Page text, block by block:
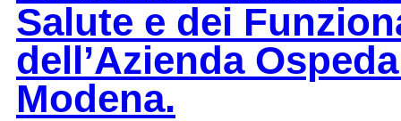
Salute e dei
dell’Azienda
Modena.